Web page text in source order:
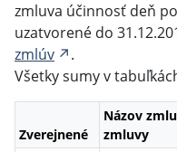
zmluva účinnosť deň
uzatvorené do
zmlúv
.
Všetky sumy v
Zverejnené
Názov
zmluvy